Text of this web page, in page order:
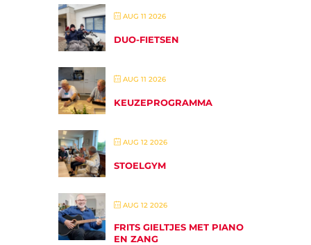
AUG 11 2026
DUO-FIETSEN
AUG 11 2026
KEUZEPROGRAMMA
AUG 12 2026
STOELGYM
AUG 12 2026
FRITS GIELTJES MET PIANO
EN ZANG